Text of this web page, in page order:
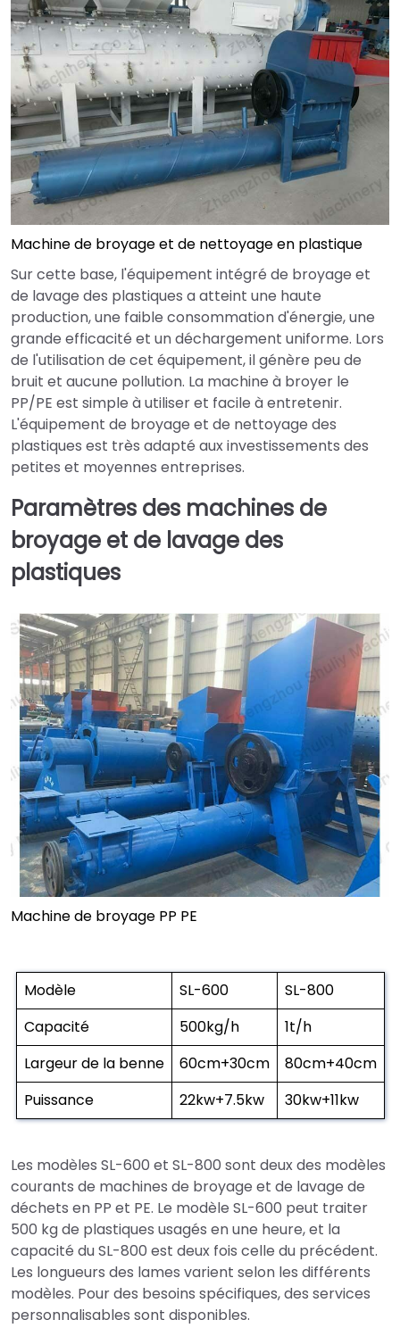
Machine de broyage et de nettoyage en plastique
Sur cette base, l'équipement intégré de broyage et
de lavage des plastiques a atteint une haute
production, une faible consommation d'énergie, une
grande efficacité et un déchargement uniforme. Lors
de l'utilisation de cet équipement, il génère peu de
bruit et aucune pollution. La machine à broyer le
PP/PE est simple à utiliser et facile à entretenir.
L'équipement de broyage et de nettoyage des
plastiques est très adapté aux investissements des
petites et moyennes entreprises.
Paramètres des machines de
broyage et de lavage des
plastiques
Machine de broyage PP PE
Modèle SL-600
SL-800
Capacité
500kg/h
1t/h
Largeur de la benne
60cm+30cm
80cm+40cm
Puissance
22kw+7.5kw 30kw+11kw
Les modèles SL-600 et SL-800 sont deux des modèles
courants de machines de broyage et de lavage de
déchets en PP et PE. Le modèle SL-600 peut traiter
500 kg de plastiques usagés en une heure, et la
capacité du SL-800 est deux fois celle du précédent.
Les longueurs des lames varient selon les différents
modèles. Pour des besoins spécifiques, des services
personnalisables sont disponibles.